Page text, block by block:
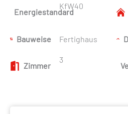
Energiestandard
KfW40
Bauweise Fertighaus
Zimmer
3